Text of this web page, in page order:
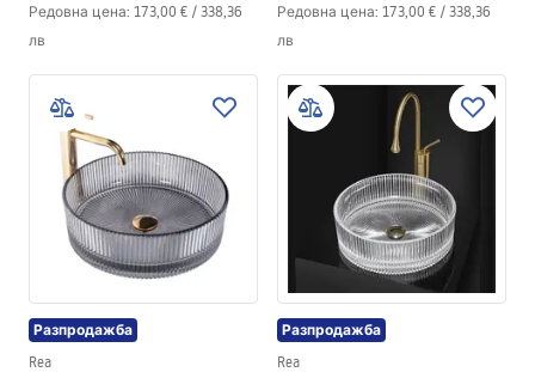
Редовна цена: 173,00 € / 338,36
лв
Редовна цена: 173,00 € / 338,36
лв
Разпродажба
Rea
Разпродажба
Rea